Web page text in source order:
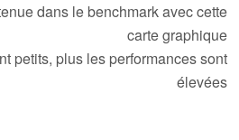
dans le benchmark avec cette
carte graphique
petits, plus les performances sont
élevées